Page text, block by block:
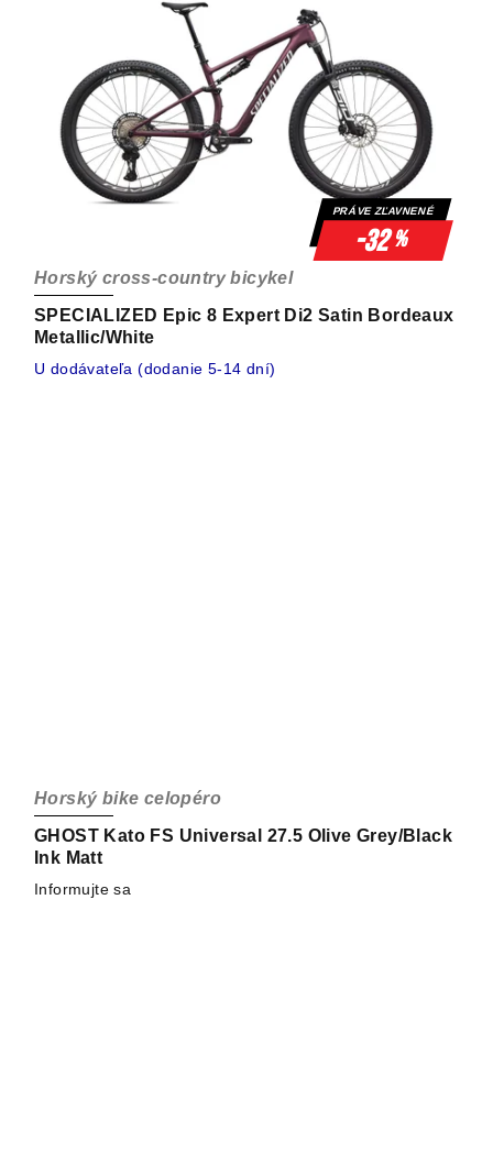
PRÁVE ZĽAVNENÉ
-32%
SPECIALIZED Epic 8 Expert Di2 Satin Bordeaux
Metallic/White
Horský cross-country bicykel
U dodávateľa (dodanie 5-14 dní)
GHOST Kato FS Universal 27.5 Olive Grey/Black
Ink Matt
Horský bike celopéro
Informujte sa